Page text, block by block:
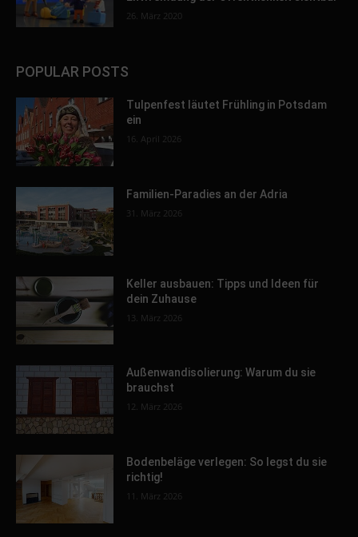
26. März 2020
POPULAR POSTS
Tulpenfest läutet Frühling in Potsdam
ein
16. April 2026
Familien-Paradies an der Adria
31. März 2026
Keller ausbauen: Tipps und Ideen für
dein Zuhause
13. März 2026
Außenwandisolierung: Warum du sie
brauchst
12. März 2026
Bodenbeläge verlegen: So legst du sie
richtig!
11. März 2026